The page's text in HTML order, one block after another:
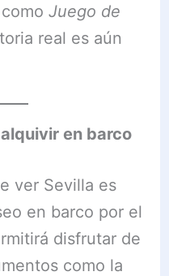
Juego de
real es aún
en barco
ver Sevilla es
en barco por el
disfrutar de
como la